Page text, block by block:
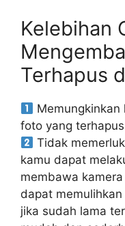
Kelebihan
Terhapus
foto yang
Tidak
kamu dapat
membawa
dapat
jika sudah lama